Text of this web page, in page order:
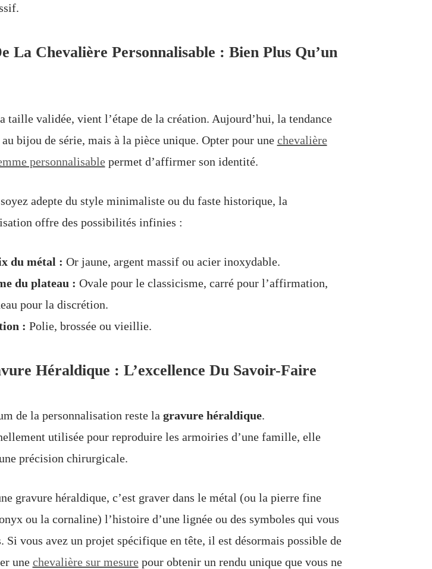
La Chevalière Personnalisable : Bien Plus Qu’un
taille validée, vient l’étape de la création. Aujourd’hui, la tendance
au bijou de série, mais à la pièce unique. Opter pour une chevalière
personnalisablepermet d’affirmer son identité.
adepte du style minimaliste ou du faste historique, la
offre des possibilités infinies :
du métal : Or jaune, argent massif ou acier inoxydable.
du plateau : Ovale pour le classicisme, carré pour l’affirmation,
pour la discrétion.
: Polie, brossée ou vieillie.
Héraldique : L’excellence Du Savoir-Faire
de la personnalisation reste la gravure héraldique.
utilisée pour reproduire les armoiries d’une famille, elle
précision chirurgicale.
gravure héraldique, c’est graver dans le métal (ou la pierre fine
ou la cornaline) l’histoire d’une lignée ou des symboles qui vous
Si vous avez un projet spécifique en tête, il est désormais possible de
une chevalière sur mesurepour obtenir un rendu unique que vous ne